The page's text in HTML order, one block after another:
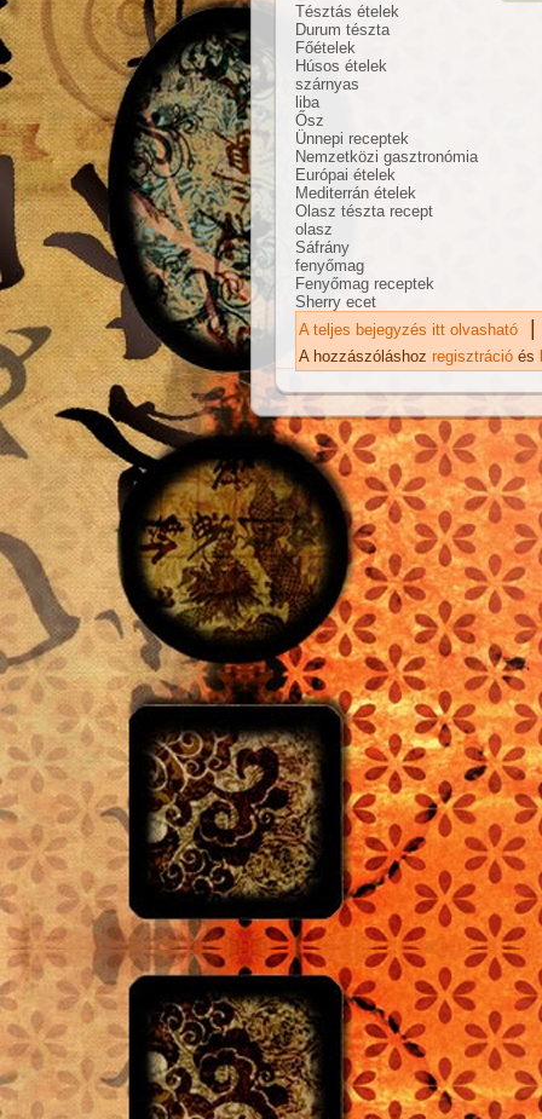
Tésztás ételek
Durum tészta
Főételek
Húsos ételek
szárnyas
liba
Ősz
Ünnepi receptek
Nemzetközi gasztronómia
Európai ételek
Mediterrán ételek
Olasz tészta recept
olasz
Sáfrány
fenyőmag
Fenyőmag receptek
Sherry ecet
A teljes bejegyzés itt olvasható
|
A hozzászóláshoz regisztráció és